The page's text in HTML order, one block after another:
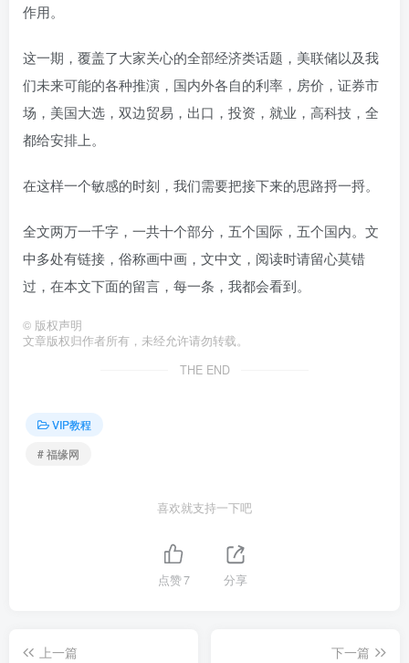
作用。
这一期，覆盖了大家关心的全部经济类话题，美联储以及我
们未来可能的各种推演，国内外各自的利率，房价，证券市
场，美国大选，双边贸易，出口，投资，就业，高科技，全
都给安排上。
在这样一个敏感的时刻，我们需要把接下来的思路捋一捋。
全文两万一千字，一共十个部分，五个国际，五个国内。文
中多处有链接，俗称画中画，文中文，阅读时请留心莫错
过，在本文下面的留言，每一条，我都会看到。
© 版权声明
文章版权归作者所有，未经允许请勿转载。
THE END
VIP教程
# 福缘网
喜欢就支持一下吧
点赞7 分享
上一篇
下一篇